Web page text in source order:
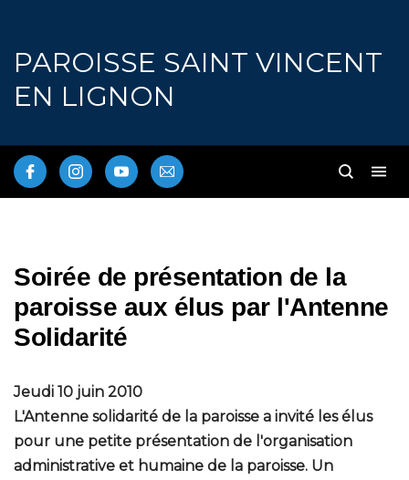
PAROISSE SAINT VINCENT
EN LIGNON
Soirée de présentation de la
paroisse aux élus par l'Antenne
Solidarité
Jeudi 10 juin 2010
L'Antenne solidarité de la paroisse a invité les élus
pour une petite présentation de l'organisation
administrative et humaine de la paroisse. Un